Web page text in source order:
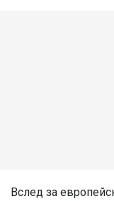
Вслед за